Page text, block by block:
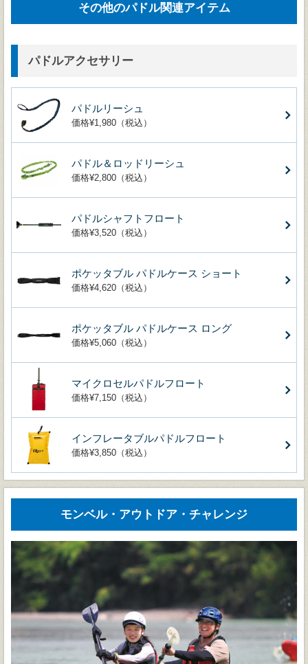
その他のパドル関連アイテム
パドルアクセサリー
パドルリーシュ
価格¥1,980（税込）
パドル＆ロッドリーシュ
価格¥2,800（税込）
パドルシャフトフロート
価格¥3,520（税込）
ポケッタブル パドルケース ショート
価格¥4,620（税込）
ポケッタブル パドルケース ロング
価格¥5,060（税込）
マイクロセルパドルフロート
価格¥7,150（税込）
インフレータブルパドルフロート
価格¥3,850（税込）
モンベル・アウトドア・チャレンジ